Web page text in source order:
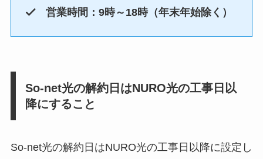
営業時間：9時～18時（年末年始除く）
So-net光の解約日はNURO光の工事日以
降にすること
So-net光の解約日はNURO光の工事日以降に設定し